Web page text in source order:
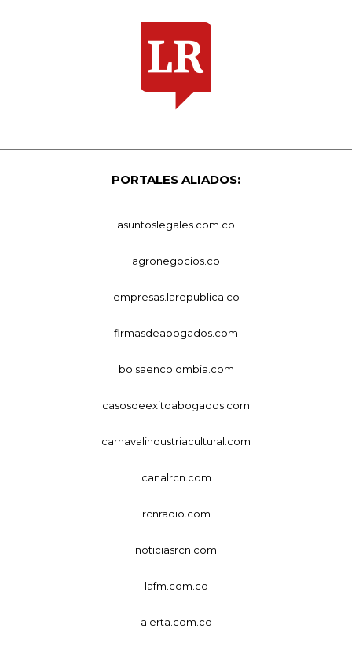
PORTALES ALIADOS:
asuntoslegales.com.co
agronegocios.co
empresas.larepublica.co
firmasdeabogados.com
bolsaencolombia.com
casosdeexitoabogados.com
carnavalindustriacultural.com
canalrcn.com
rcnradio.com
noticiasrcn.com
lafm.com.co
alerta.com.co